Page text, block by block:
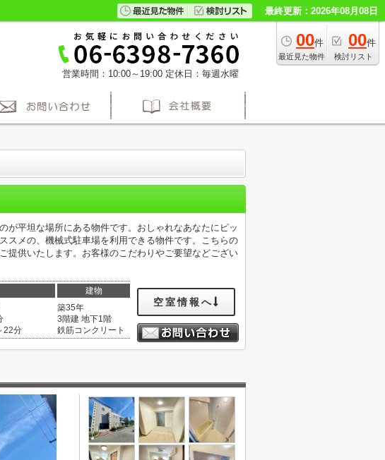
最終更新：2026年08月08日
00件
最近見た物件
00件
検討リスト
営業時間：10:00～19:00 定休日：毎週水曜
が平坦な場所にある物件です。おしゃれなあなたにピッ
スメの、機械式駐車場を利用できる物件です。こちらの
提供いたします。お客様のこだわりやご要望などござい
建物
22分
築35年
3階建 地下1階
鉄筋コンクリート
空室情報へ